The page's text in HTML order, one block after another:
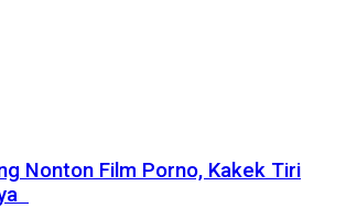
Nonton Film Porno, Kakek Tiri